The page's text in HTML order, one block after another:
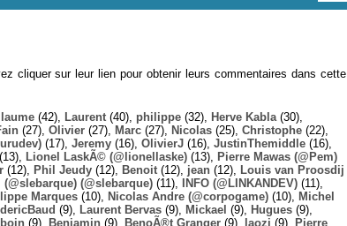
cliquer sur leur lien pour obtenir leurs commentaires dans cette
(42), Laurent (40), philippe (32), Herve Kabla (30),
(27), Olivier (27), Marc (27), Nicolas (25), Christophe (22),
(17), Jeremy (16), OlivierJ (16), JustinThemiddle (16),
(13), Lionel LaskÃ© (@lionellaske) (13),
Pierre Mawas (@Pem)
(12), Phil Jeudy (12), Benoit (12), jean (12),
Louis van Proosdij
(@slebarque) (@slebarque) (11), INFO (@LINKANDEV) (11),
Marques (10), Nicolas Andre (@corpogame) (10),
Michel
(9), Laurent Bervas (9), Mickael (9), Hugues (9),
(9), Benjamin (9), BenoÃ®t Granger (9), laozi (9),
Pierre